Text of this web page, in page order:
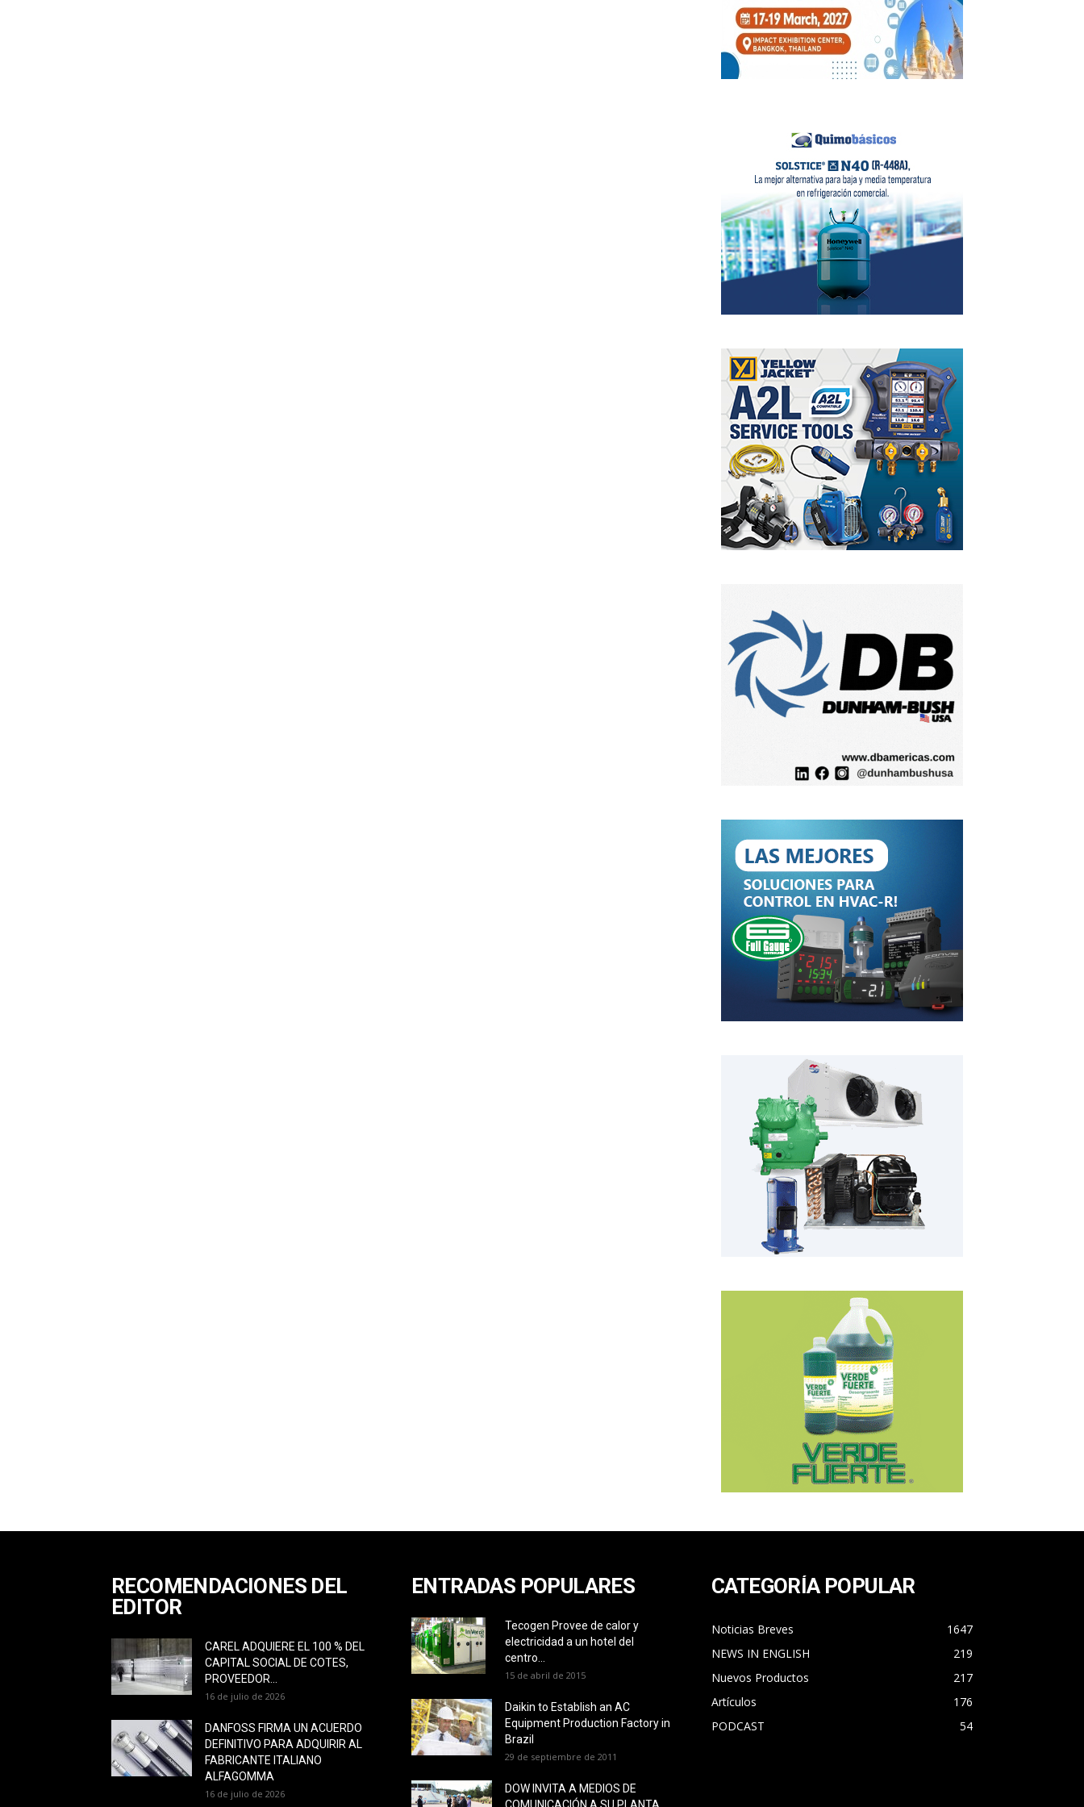
RECOMENDACIONES DEL
EDITOR
CAREL ADQUIERE EL 100 % DEL
CAPITAL SOCIAL DE COTES,
PROVEEDOR...
16 de julio de 2026
DANFOSS FIRMA UN ACUERDO
DEFINITIVO PARA ADQUIRIR AL
FABRICANTE ITALIANO
ALFAGOMMA
16 de julio de 2026
ENTRADAS POPULARES
Tecogen Provee de calor y
electricidad a un hotel del
centro...
15 de abril de 2015
Daikin to Establish an AC
Equipment Production Factory in
Brazil
29 de septiembre de 2011
DOW INVITA A MEDIOS DE
CATEGORÍA POPULAR
Noticias Breves
1647
NEWS IN ENGLISH
219
Nuevos Productos
217
Artículos
176
PODCAST
54